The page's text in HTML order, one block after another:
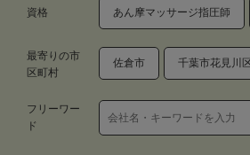
資格 あん摩マッサージ指圧師
最寄りの市
区町村
佐倉市 千葉市花見川区
フリーワー
ド